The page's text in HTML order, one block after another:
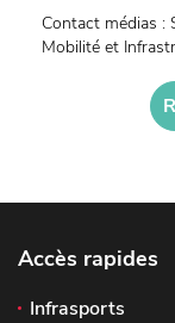
Contact médias :
Mobilité et
Accès rapides
Infrasports